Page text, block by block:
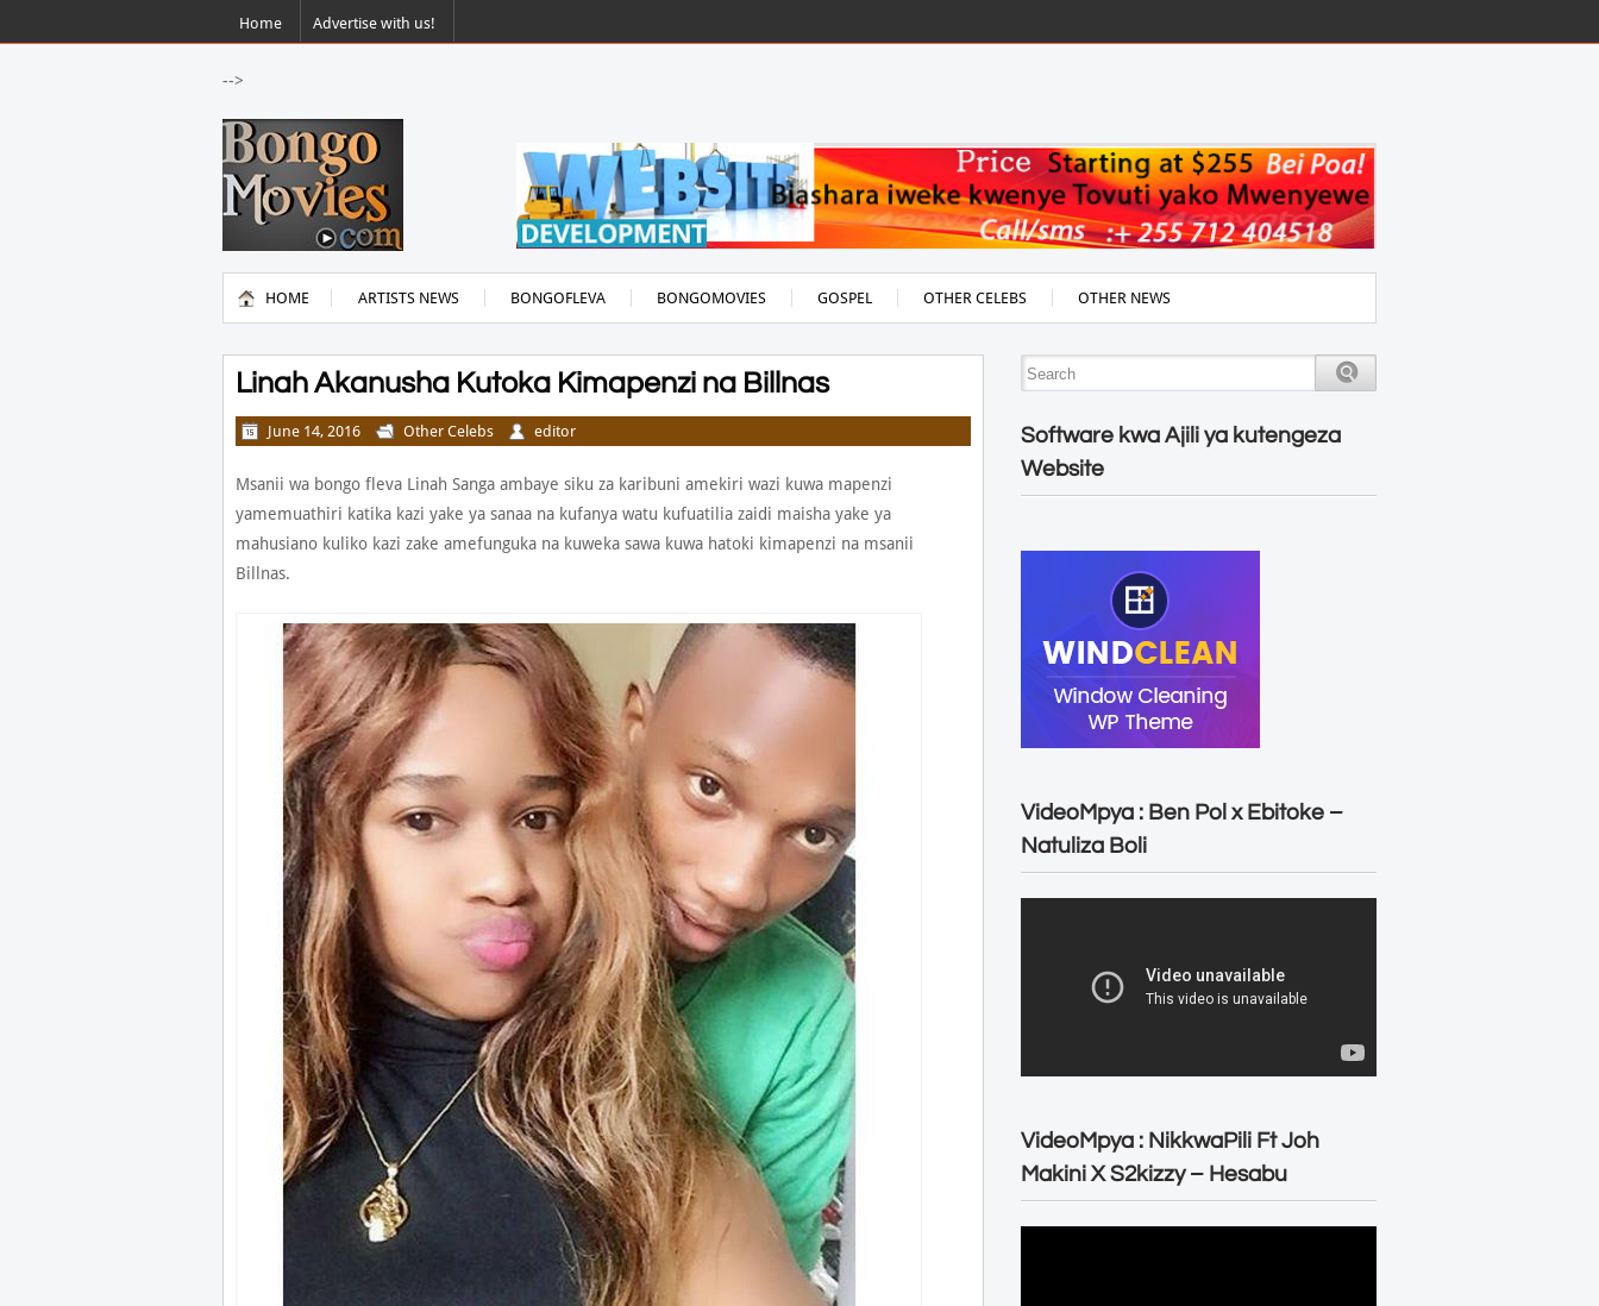
Home Advertise with us!
-->
HOME ARTISTS NEWS BONGOFLEVA BONGOMOVIES GOSPEL OTHER CELEBS OTHER NEWS
Linah Akanusha Kutoka Kimapenzi na Billnas
June 14, 2016 Other Celebs editor
Msanii wa bongo fleva Linah Sanga ambaye siku za karibuni amekiri wazi kuwa mapenzi
yamemuathiri katika kazi yake ya sanaa na kufanya watu kufuatilia zaidi maisha yake ya
mahusiano kuliko kazi zake amefunguka na kuweka sawa kuwa hatoki kimapenzi na msanii
Billnas.
Software kwa Ajili ya kutengeza
Website
VideoMpya : Ben Pol x Ebitoke –
Natuliza Boli
VideoMpya : NikkwaPili Ft Joh
Makini X S2kizzy – Hesabu